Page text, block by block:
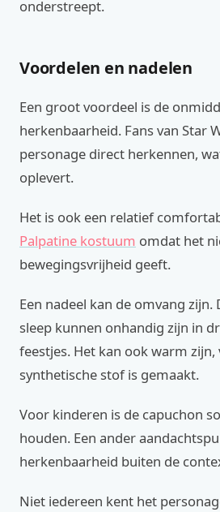
onderstreept.
Voordelen en nadelen
Een groot voordeel is de
herkenbaarheid. Fans van Star
personage direct herkennen,
oplevert.
Het is ook een relatief
Palpatine kostuum omdat het
bewegingsvrijheid geeft.
Een nadeel kan de omvang zijn.
sleep kunnen onhandig zijn in
feestjes. Het kan ook warm zijn,
synthetische stof is gemaakt.
Voor kinderen is de capuchon
houden. Een ander
herkenbaarheid buiten de
Niet iedereen kent het